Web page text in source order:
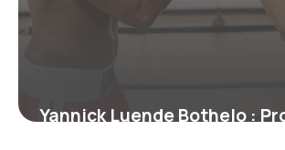
Yannick Luende Bothelo :